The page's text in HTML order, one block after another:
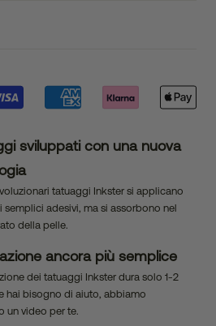
sviluppati con una nuova
tatuaggi Inkster si applicano
semplici adesivi, ma si assorbono nel
della pelle.
ancora più semplice
dei tatuaggi Inkster dura solo 1-2
hai bisogno di aiuto, abbiamo
un video per te.